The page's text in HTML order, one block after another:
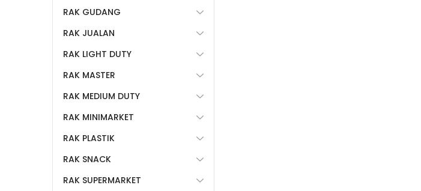
RAK GUDANG
RAK JUALAN
RAK LIGHT DUTY
RAK MASTER
RAK MEDIUM DUTY
RAK MINIMARKET
RAK PLASTIK
RAK SNACK
RAK SUPERMARKET